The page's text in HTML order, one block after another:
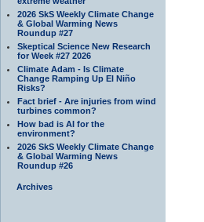
2026 SkS Weekly Climate Change
& Global Warming News
Roundup #27
Skeptical Science New Research
for Week #27 2026
Climate Adam - Is Climate
Change Ramping Up El Niño
Risks?
Fact brief - Are injuries from wind
turbines common?
How bad is AI for the
environment?
2026 SkS Weekly Climate Change
& Global Warming News
Roundup #26
Archives